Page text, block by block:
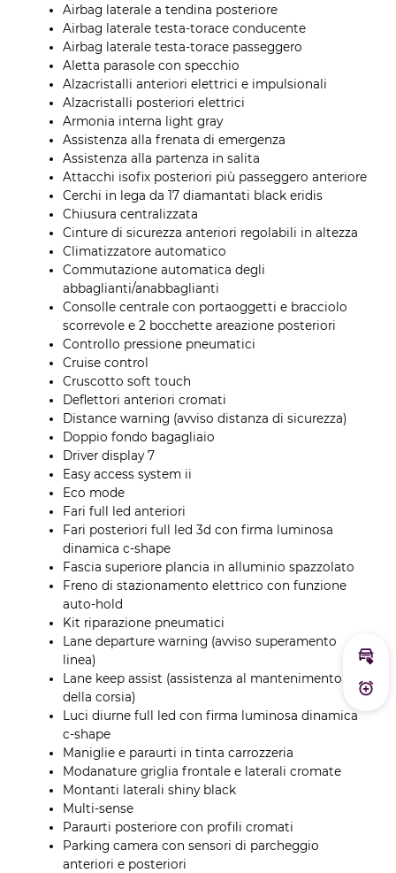
Airbag laterale a tendina posteriore
Airbag laterale testa-torace conducente
Airbag laterale testa-torace passeggero
Aletta parasole con specchio
Alzacristalli anteriori elettrici e impulsionali
Alzacristalli posteriori elettrici
Armonia interna light gray
Assistenza alla frenata di emergenza
Assistenza alla partenza in salita
Attacchi isofix posteriori più passeggero anteriore
Cerchi in lega da 17 diamantati black eridis
Chiusura centralizzata
Cinture di sicurezza anteriori regolabili in altezza
Climatizzatore automatico
Commutazione automatica degli
abbaglianti/anabbaglianti
Consolle centrale con portaoggetti e bracciolo
scorrevole e 2 bocchette areazione posteriori
Controllo pressione pneumatici
Cruise control
Cruscotto soft touch
Deflettori anteriori cromati
Distance warning (avviso distanza di sicurezza)
Doppio fondo bagagliaio
Driver display 7
Easy access system ii
Eco mode
Fari full led anteriori
Fari posteriori full led 3d con firma luminosa
dinamica c-shape
Fascia superiore plancia in alluminio spazzolato
Freno di stazionamento elettrico con funzione
auto-hold
Kit riparazione pneumatici
Lane departure warning (avviso superamento
linea)
Lane keep assist (assistenza al mantenimento
della corsia)
Luci diurne full led con firma luminosa dinamica
c-shape
Maniglie e paraurti in tinta carrozzeria
Modanature griglia frontale e laterali cromate
Montanti laterali shiny black
Multi-sense
Paraurti posteriore con profili cromati
Parking camera con sensori di parcheggio
anteriori e posteriori